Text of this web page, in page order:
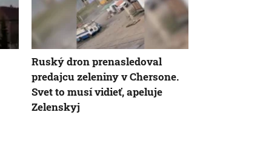
Ruský dron prenasledoval
predajcu zeleniny v Chersone.
Svet to musí vidieť, apeluje
Zelenskyj